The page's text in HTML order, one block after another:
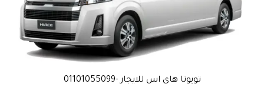
تويوتا هاى اس للايجار -01101055099